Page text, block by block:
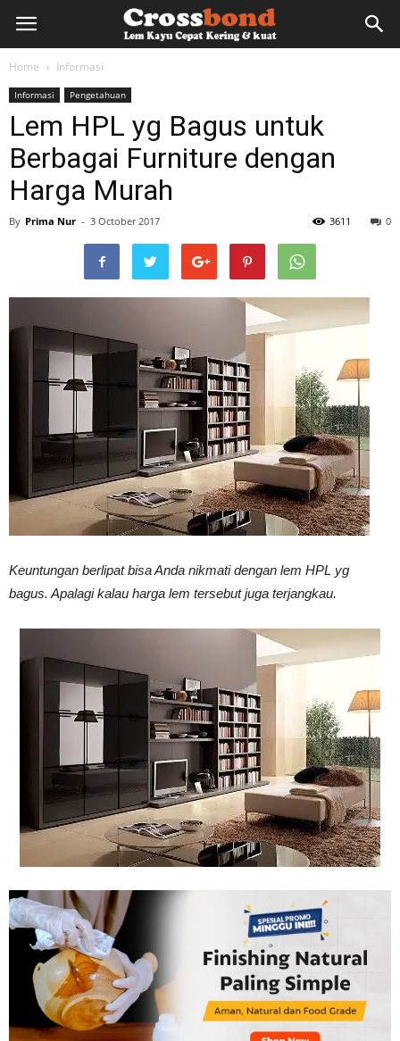
lemkayu.net
Lem
Cepat
Kering,
Lama
Home Informasi
Informasi Pengetahuan
Lem HPL yg Bagus untuk
Berbagai Furniture dengan
Harga Murah
By Prima Nur - 3 October 2017 0
3611
Keuntungan berlipat bisa Anda nikmati dengan lem HPL yg
bagus. Apalagi kalau harga lem tersebut juga terjangkau.